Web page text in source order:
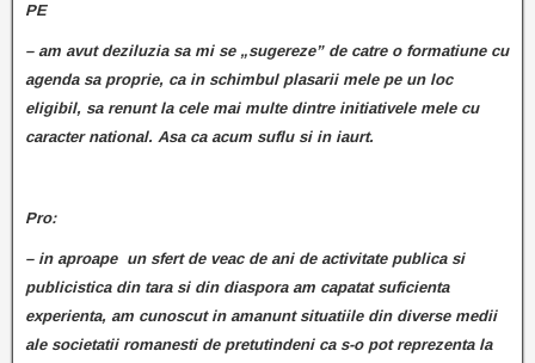
PE
– am avut deziluzia sa mi se „sugereze” de catre o formatiune cu
agenda sa proprie, ca in schimbul plasarii mele pe un loc
eligibil, sa renunt la cele mai multe dintre initiativele mele cu
caracter national. Asa ca acum suflu si in iaurt.
Pro:
– in aproape un sfert de veac de ani de activitate publica si
publicistica din tara si din diaspora am capatat suficienta
experienta, am cunoscut in amanunt situatiile din diverse medii
ale societatii romanesti de pretutindeni ca s-o pot reprezenta la